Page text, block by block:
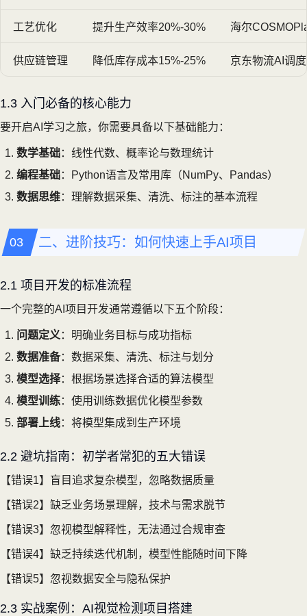
工艺优化 提升生产效率20%-30% 海尔
供应链管理 降低库存成本15%-25% 京东物流AI调
1.3 入门必备的核心能力
要开启AI学习之旅，你需要具备以下基础能力：
数学基础：线性代数、概率论与数理统计
编程基础：Python语言及常用库（NumPy、Pandas）
数据思维：理解数据采集、清洗、标注的基本流程
二、进阶技巧：如何快速上手AI项目
2.1 项目开发的标准流程
一个完整的AI项目开发通常遵循以下五个阶段：
问题定义 ：明确业务目标与成功指标
数据准备：数据采集、清洗、标注与划分
模型选择：根据场景选择合适的算法模型
模型训练：使用训练数据优化模型参数
部署上线：将模型集成到生产环境
2.2 避坑指南：初学者常犯的五大错误
【错误1】盲目追求复杂模型，忽略数据质量
【错误2】缺乏业务场景理解，技术与需求脱节
【错误3】忽视模型解释性，无法通过合规审查
【错误4】缺乏持续迭代机制，模型性能随时间下降
【错误5】忽视数据安全与隐私保护
2.3 实战案例：AI视觉检测项目搭建